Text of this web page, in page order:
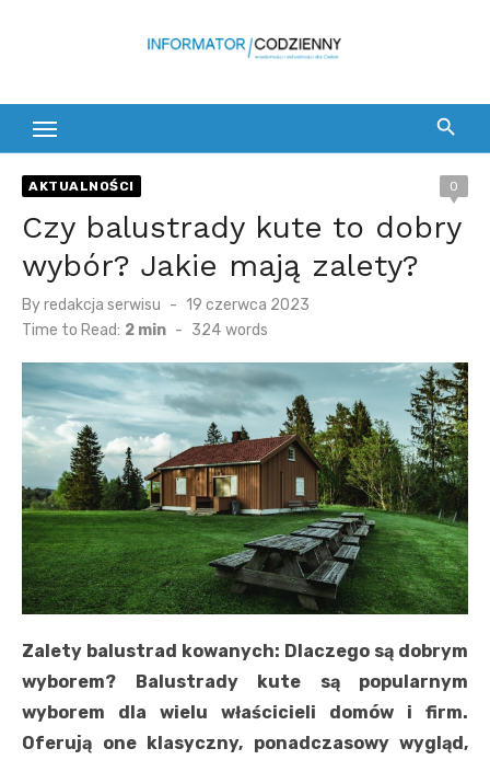
AKTUALNOŚCI 0
Czy balustrady kute to dobry
wybór? Jakie mają zalety?
Byredakcja serwisu
Posted
on
19 czerwca 2023
Time to Read: 2 min - 324 words
Zalety balustrad kowanych: Dlaczego są dobrym
wyborem? Balustrady kute są popularnym
wyborem dla wielu właścicieli domów i firm.
Oferują one klasyczny, ponadczasowy wygląd,